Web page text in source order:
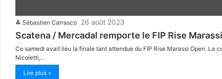
Sébastien Carrasco 26 août 2023
Scatena / Mercadal remporte le FIP Rise
Ce samedi avait lieu la finale tant attendue du FIP Rise Marassi Open. La
Nicoletti,…
Lire plus »